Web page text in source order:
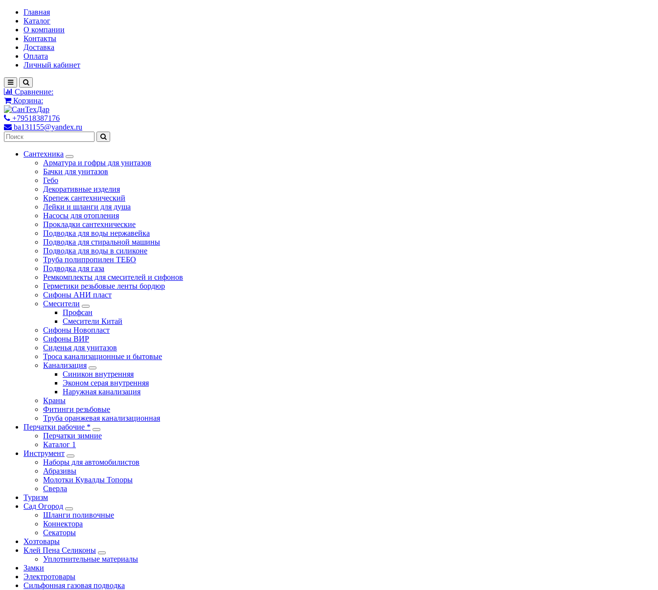
Главная
Каталог
О компании
Контакты
Доставка
Оплата
Личный кабинет
Сравнение:
Корзина:
+79518387176
ba131155@yandex.ru
Сантехника
Арматура и гофры для унитазов
Бачки для унитазов
Гебо
Декоративные изделия
Крепеж сантехнический
Лейки и шланги для душа
Насосы для отопления
Прокладки сантехнические
Подводка для воды нержавейка
Подводка для стиральной машины
Подводка для воды в силиконе
Труба полипропилен ТЕБО
Подводка для газа
Ремкомплекты для смесителей и сифонов
Герметики резьбовые ленты бордюр
Сифоны АНИ пласт
Смесители
Профсан
Смесители Китай
Сифоны Новопласт
Сифоны ВИР
Сиденья для унитазов
Троса канализационные и бытовые
Канализация
Синикон внутренняя
Эконом серая внутренняя
Наружная канализация
Краны
Фитинги резьбовые
Труба оранжевая канализационная
Перчатки рабочие *
Перчатки зимние
Каталог 1
Инструмент
Наборы для автомобилистов
Абразивы
Молотки Кувалды Топоры
Сверла
Туризм
Сад Огород
Шланги поливочные
Коннектора
Секаторы
Хозтовары
Клей Пена Селиконы
Уплотнительные материалы
Замки
Электротовары
Сильфонная газовая подводка